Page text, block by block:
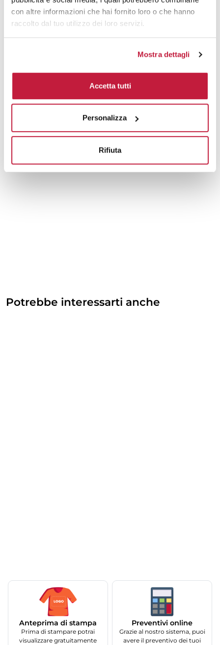
con altre informazioni che hai fornito loro o che hanno
raccolto dal tuo utilizzo dei loro servizi.
Mostra dettagli
Accetta tutti
Personalizza
Rifiuta
Potrebbe interessarti anche
Anteprima di stampa
Prima di stampare potrai
visualizzare gratuitamente
Preventivi online
Grazie al nostro sistema, puoi
avere il preventivo dei tuoi